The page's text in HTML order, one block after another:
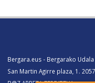
Bergara.eus - Bergarako Udala
San Martin Agirre plaza, 1.